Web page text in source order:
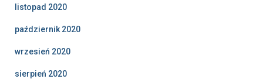
listopad 2020
październik 2020
wrzesień 2020
sierpień 2020